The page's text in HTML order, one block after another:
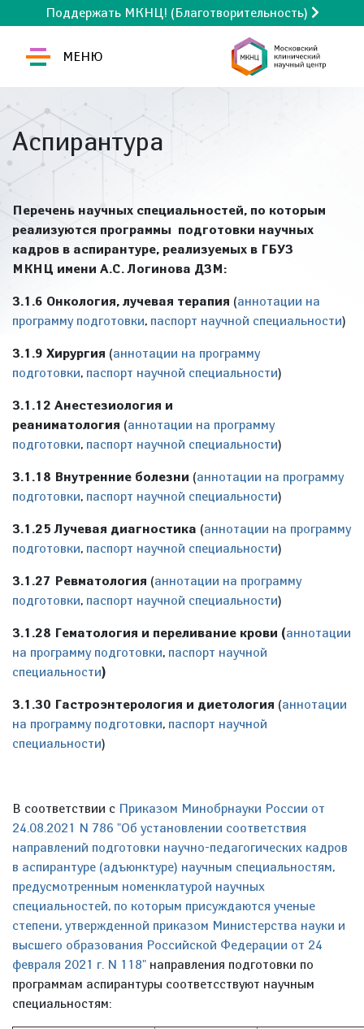
Поддержать МКНЦ! (Благотворительность)
МЕНЮ
Аспирантура
Перечень научных специальностей, по которым
реализуются программы подготовки научных
кадров в аспирантуре, реализуемых в ГБУЗ
МКНЦ имени А.С. Логинова ДЗМ:
3.1.6 Онкология, лучевая терапия (аннотации на
программу подготовки, паспорт научной специальности)
3.1.9 Хирургия (аннотации на программу
подготовки, паспорт научной специальности)
3.1.12 Анестезиология и
реаниматология (аннотации на программу
подготовки, паспорт научной специальности)
3.1.18 Внутренние болезни (аннотации на программу
подготовки, паспорт научной специальности)
3.1.25 Лучевая диагностика (аннотации на программу
подготовки, паспорт научной специальности)
3.1.27 Ревматология (аннотации на программу
подготовки, паспорт научной специальности)
3.1.28 Гематология и переливание крови (аннотации
на программу подготовки, паспорт научной
специальности)
3.1.30 Гастроэнтерология и диетология (аннотации
на программу подготовки, паспорт научной
специальности)
В соответствии с Приказом Минобрнауки России от
24.08.2021 N 786 "Об установлении соответствия
направлений подготовки научно-педагогических кадров
в аспирантуре (адъюнктуре) научным специальностям,
предусмотренным номенклатурой научных
специальностей, по которым присуждаются ученые
степени, утвержденной приказом Министерства науки и
высшего образования Российской Федерации от 24
февраля 2021 г. N 118" направления подготовки по
программам аспирантуры соответсствуют научным
специальностям: